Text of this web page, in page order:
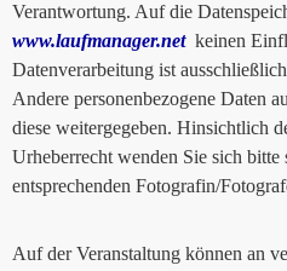
Verantwortung. Auf die
www.laufmanager.netkeinen
Datenverarbeitung ist
Andere personenbezogene Daten
diese weitergegeben. Hinsichtlich
Urheberrecht wenden Sie sich bitte
entsprechenden Fotografin/
Auf der Veranstaltung können an